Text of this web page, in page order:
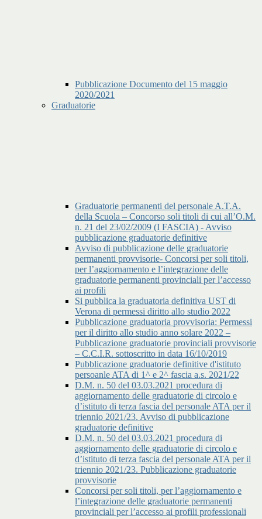
Pubblicazione Documento del 15 maggio
2020/2021
Graduatorie
Graduatorie permanenti del personale A.T.A.
della Scuola – Concorso soli titoli di cui all’O.M.
n. 21 del 23/02/2009 (I FASCIA) - Avviso
pubblicazione graduatorie definitive
Avviso di pubblicazione delle graduatorie
permanenti provvisorie- Concorsi per soli titoli,
per l’aggiornamento e l’integrazione delle
graduatorie permanenti provinciali per l’accesso
ai profili
Si pubblica la graduatoria definitiva UST di
Verona di permessi diritto allo studio 2022
Pubblicazione graduatoria provvisoria: Permessi
per il diritto allo studio anno solare 2022 –
Pubblicazione graduatorie provinciali provvisorie
– C.C.I.R. sottoscritto in data 16/10/2019
Pubblicazione graduatorie definitive d'istituto
persoanle ATA di 1^ e 2^ fascia a.s. 2021/22
D.M. n. 50 del 03.03.2021 procedura di
aggiornamento delle graduatorie di circolo e
d’istituto di terza fascia del personale ATA per il
triennio 2021/23. Avviso di pubblicazione
graduatorie definitive
D.M. n. 50 del 03.03.2021 procedura di
aggiornamento delle graduatorie di circolo e
d’istituto di terza fascia del personale ATA per il
triennio 2021/23. Pubblicazione graduatorie
provvisorie
Concorsi per soli titoli, per l’aggiornamento e
l’integrazione delle graduatorie permanenti
provinciali per l’accesso ai profili professionali